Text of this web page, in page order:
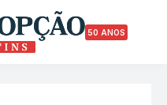
50 ANOS